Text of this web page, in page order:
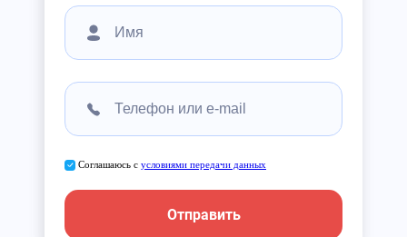
Соглашаюсь с условиями передачи данных
Отправить